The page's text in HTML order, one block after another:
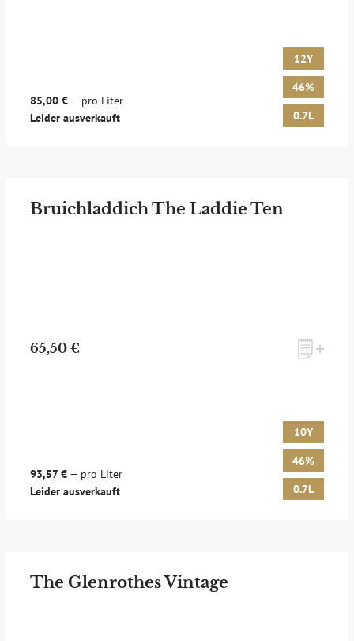
85,00 € — pro Liter
Leider ausverkauft
12Y
46%
0.7L
Bruichladdich The Laddie Ten
65,50 €
93,57 € — pro Liter
Leider ausverkauft
10Y
46%
0.7L
The Glenrothes Vintage